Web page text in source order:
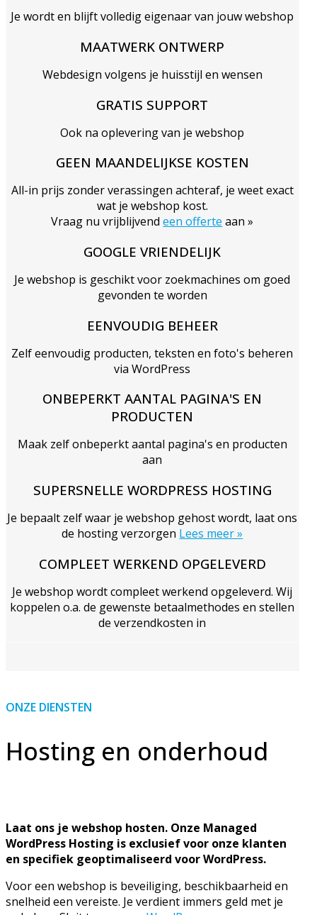
Je wordt en blijft volledig eigenaar van jouw webshop
MAATWERK ONTWERP
Webdesign volgens je huisstijl en wensen
GRATIS SUPPORT
Ook na oplevering van je webshop
GEEN MAANDELIJKSE KOSTEN
All-in prijs zonder verassingen achteraf, je weet exact
wat je webshop kost.
Vraag nu vrijblijvendeen offerte aan »
GOOGLE VRIENDELIJK
Je webshop is geschikt voor zoekmachines om goed
gevonden te worden
EENVOUDIG BEHEER
Zelf eenvoudig producten, teksten en foto's beheren
via WordPress
ONBEPERKT AANTAL PAGINA'S EN
PRODUCTEN
Maak zelf onbeperkt aantal pagina's en producten
aan
SUPERSNELLE WORDPRESS HOSTING
Je bepaalt zelf waar je webshop gehost wordt, laat ons
de hosting verzorgen Lees meer »
COMPLEET WERKEND OPGELEVERD
Je webshop wordt compleet werkend opgeleverd. Wij
koppelen o.a. de gewenste betaalmethodes en stellen
de verzendkosten in
ONZE DIENSTEN
Hosting en onderhoud
Laat ons je webshop hosten. Onze Managed
WordPress Hosting is exclusief voor onze klanten
en specifiek geoptimaliseerd voor WordPress.
Voor een webshop is beveiliging, beschikbaarheid en
snelheid een vereiste. Je verdient immers geld met je